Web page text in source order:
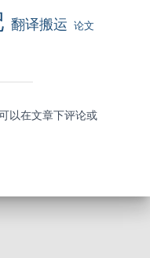
翻译搬运 论文
以在文章下评论或